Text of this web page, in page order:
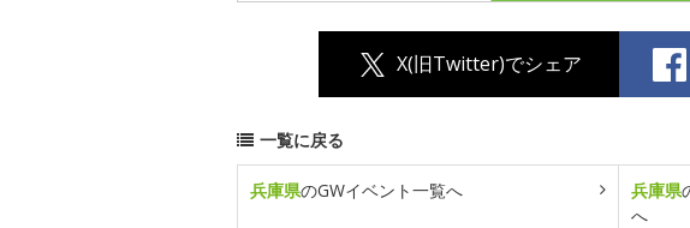
X(旧Twitter)でシェア
一覧に戻る
兵庫県のGWイベント一覧へ 兵庫県
へ